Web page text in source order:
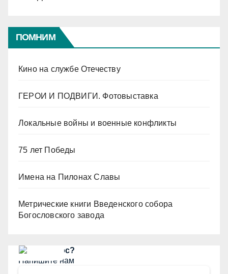
ПОМНИМ
Кино на службе Отечеству
ГЕРОИ И ПОДВИГИ. Фотовыставка
Локальные войны и военные конфликты
75 лет Победы
Имена на Пилонах Славы
Метрические книги Введенского собора
Богословского завода
Есть вопрос?
Напишите нам